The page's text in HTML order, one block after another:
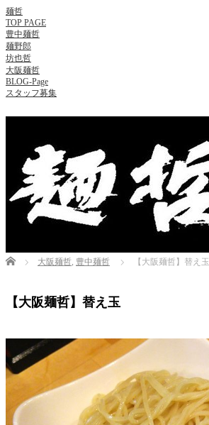
麺哲
TOP PAGE
豊中麺哲
麺野郎
坊也哲
大阪麺哲
BLOG-Page
スタッフ募集
Home 大阪麺哲, 豊中麺哲 【大阪麺哲】替え玉
【大阪麺哲】替え玉